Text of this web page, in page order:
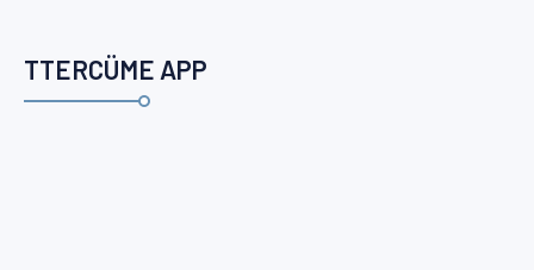
TTERCÜME APP